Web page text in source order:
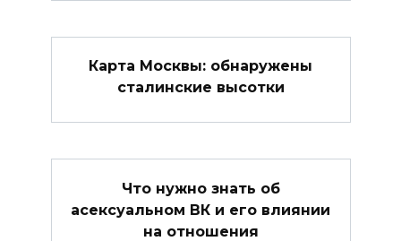
Карта Москвы: обнаружены
сталинские высотки
Что нужно знать об
асексуальном ВК и его влиянии
на отношения